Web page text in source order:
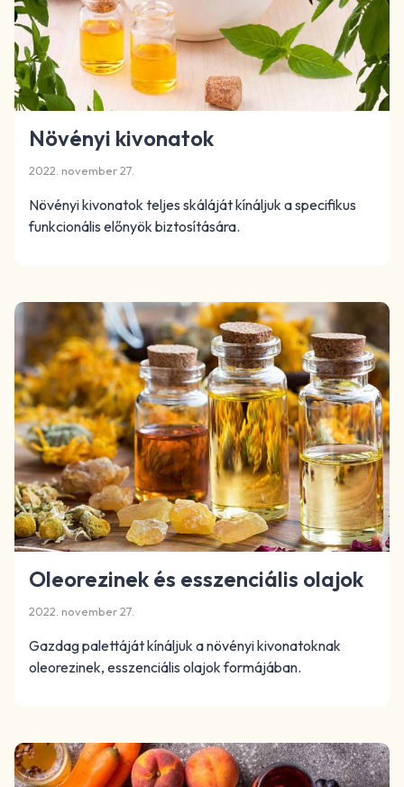
Növényi kivonatok
2022. november 27.
Növényi kivonatok teljes skáláját kínáljuk a specifikus
funkcionális előnyök biztosítására.
Oleorezinek és esszenciális olajok
2022. november 27.
Gazdag palettáját kínáljuk a növényi kivonatoknak
oleorezinek, esszenciális olajok formájában.